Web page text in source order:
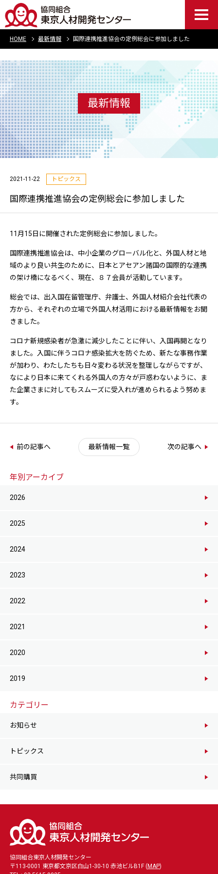
HOME 最新情報 国際連携推進協会の定例総会に参加しました
最新情報
2021-11-22 トピックス
国際連携推進協会の定例総会に参加しました
11月15日に開催された定例総会に参加しました。
国際連携推進協会は、中小企業のグローバル化と、外国人材と地
域のより良い共生のために、日本とアセアン諸国の国際的な連携
の架け橋になるべく、現在、８７会員が活動しています。
総会では、出入国在留管理庁、弁護士、外国人材紹介会社代表の
方から、それぞれの立場で外国人材活用における最新情報をお聞
きました。
コロナ新規感染者が急激に減少したことに伴い、入国再開となり
ました。入国に伴うコロナ感染拡大を防ぐため、新たな事務作業
が加わり、わたしたちも日々変わる状況を整理しながらですが、
なにより日本に来てくれる外国人の方々が戸惑わないように、ま
た企業さまに対してもスムーズに受入れが進められるよう努めま
す。
前の記事へ 最新情報一覧 次の記事へ
年別アーカイブ
2026
2025
2024
2023
2022
2021
2020
2019
カテゴリー
お知らせ
トピックス
共同購買
協同組合東京人材開発センター
〒113-0001 東京都文京区白山1-30-10 赤池ビルB1F ( MAP)